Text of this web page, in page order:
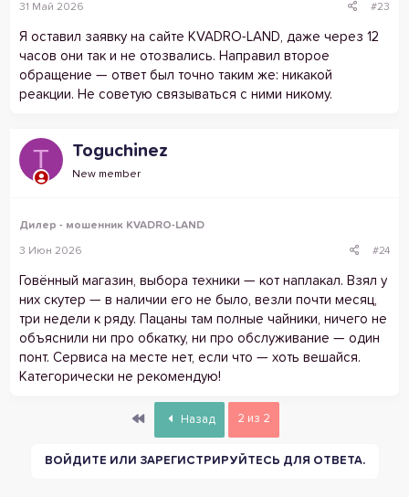
31 Май 2026 #23
Я оставил заявку на сайте KVADRO-LAND, даже через 12
часов они так и не отозвались. Направил второе
обращение — ответ был точно таким же: никакой
реакции. Не советую связываться с ними никому.
T Toguchinez
New member
Дилер - мошенник KVADRO-LAND
3 Июн 2026 #24
Говённый магазин, выбора техники — кот наплакал. Взял у
них скутер — в наличии его не было, везли почти месяц,
три недели к ряду. Пацаны там полные чайники, ничего не
объяснили ни про обкатку, ни про обслуживание — один
понт. Сервиса на месте нет, если что — хоть вешайся.
Категорически не рекомендую!
First Назад 2 из 2
ВОЙДИТЕ ИЛИ ЗАРЕГИСТРИРУЙТЕСЬ ДЛЯ ОТВЕТА.